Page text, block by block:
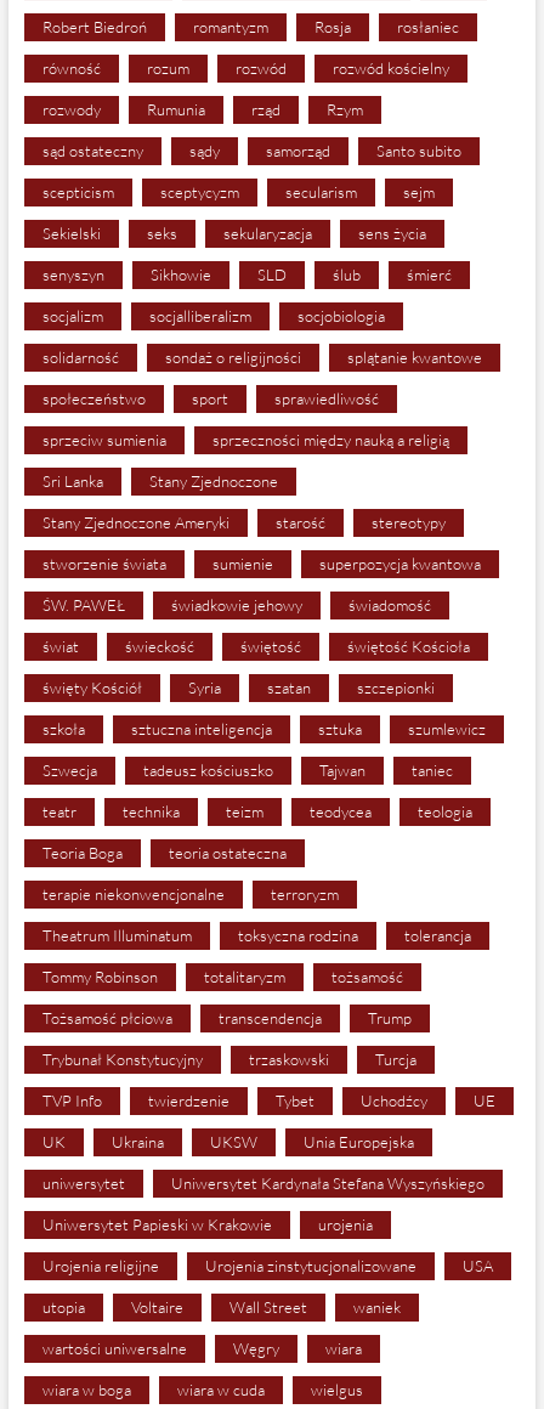
Robert Biedroń romantyzm Rosja rosłaniec
równość rozum rozwód rozwód kościelny
rozwody Rumunia rząd Rzym
sąd ostateczny sądy samorząd Santo subito
scepticism sceptycyzm secularism sejm
Sekielski seks sekularyzacja sens życia
senyszyn Sikhowie SLD ślub śmierć
socjalizm socjalliberalizm socjobiologia
solidarność sondaż o religijności splątanie kwantowe
społeczeństwo sport sprawiedliwość
sprzeciw sumienia sprzeczności między nauką a religią
Sri Lanka Stany Zjednoczone
Stany Zjednoczone Ameryki starość stereotypy
stworzenie świata sumienie superpozycja kwantowa
ŚW. PAWEŁ świadkowie jehowy świadomość
świat świeckość świętość świętość Kościoła
święty Kościół Syria szatan szczepionki
szkoła sztuczna inteligencja sztuka szumlewicz
Szwecja tadeusz kościuszko Tajwan taniec
teatr technika teizm teodycea teologia
Teoria Boga teoria ostateczna
terapie niekonwencjonalne terroryzm
Theatrum Illuminatum toksyczna rodzina tolerancja
Tommy Robinson totalitaryzm tożsamość
Tożsamość płciowa transcendencja Trump
Trybunał Konstytucyjny trzaskowski Turcja
TVP Info twierdzenie Tybet Uchodźcy UE
UK Ukraina UKSW Unia Europejska
uniwersytet Uniwersytet Kardynała Stefana Wyszyńskiego
Uniwersytet Papieski w Krakowie urojenia
Urojenia religijne Urojenia zinstytucjonalizowane USA
utopia Voltaire Wall Street waniek
wartości uniwersalne Węgry wiara
wiara w boga wiara w cuda wielgus